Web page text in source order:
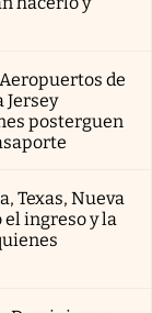
de
Jersey
posterguen
Texas, Nueva
ingreso y la